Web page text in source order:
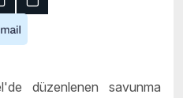
düzenlenen savunma